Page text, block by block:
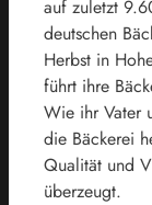
auf zuletzt
deutschen
Herbst in
führt ihre
Wie ihr Vater
die Bäckerei
Qualität und
überzeugt.